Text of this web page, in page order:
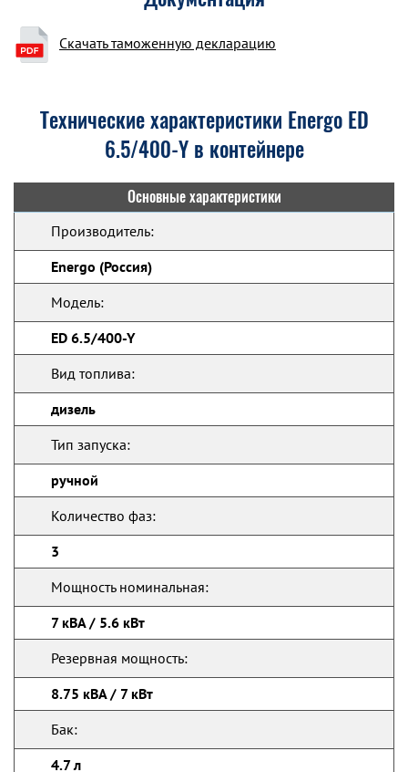
Скачать таможенную декларацию
Технические характеристики Energo ED
6.5/400-Y в контейнере
Основные характеристики
Производитель:
Energo (Россия)
Модель:
ED 6.5/400-Y
Вид топлива:
дизель
Тип запуска:
ручной
Количество фаз:
3
Мощность номинальная:
7 кВА / 5.6 кВт
Резервная мощность:
8.75 кВА / 7 кВт
Бак:
4.7 л